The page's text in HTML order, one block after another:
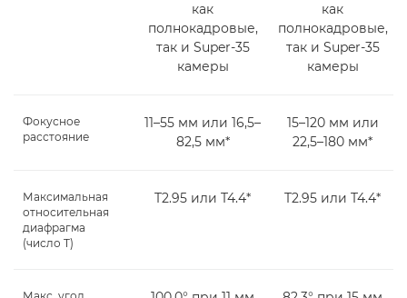
как
полнокадровые,
так и Super-35
камеры
как
полнокадровые,
так и Super-35
камеры
Фокусное
расстояние
11–55 мм или 16,5–
82,5 мм*
15–120 мм или
22,5–180 мм*
Максимальная
относительная
диафрагма
(число T)
T2.95 или T4.4* T2.95 или T4.4*